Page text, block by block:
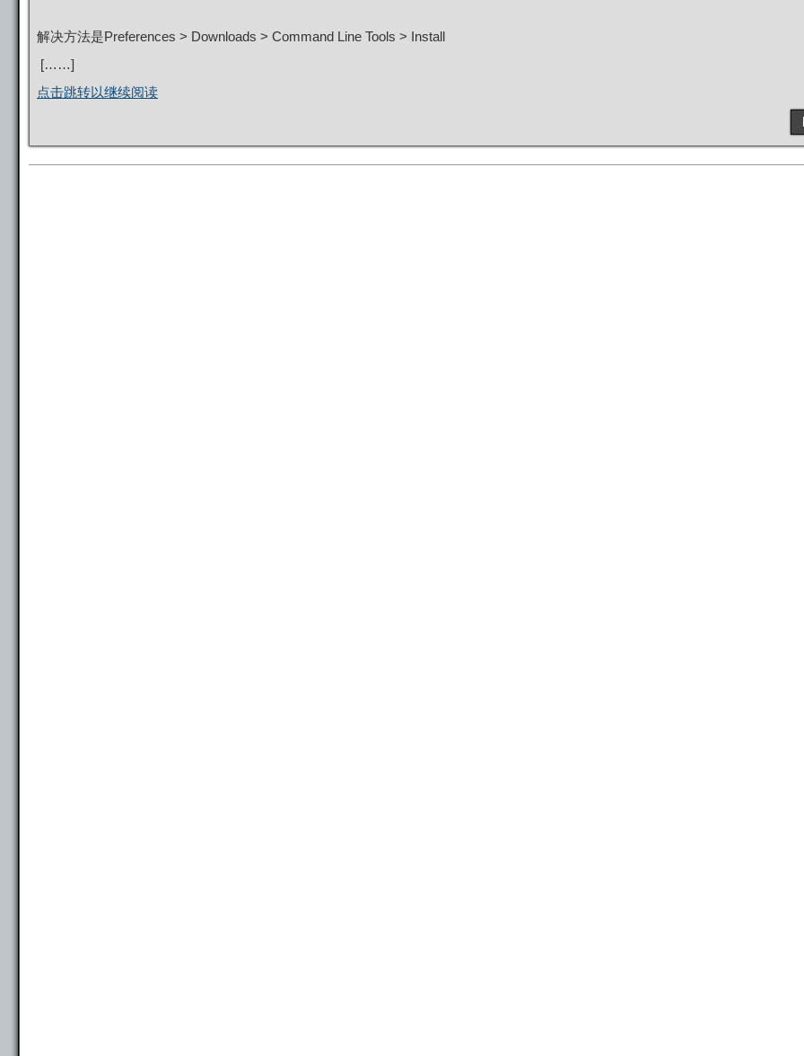
解决方法是Preferences > Downloads > Command Line Tools > Install
[……]
点击跳转以继续阅读